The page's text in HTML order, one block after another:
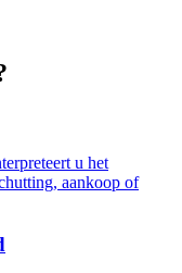
u het
aankoop of